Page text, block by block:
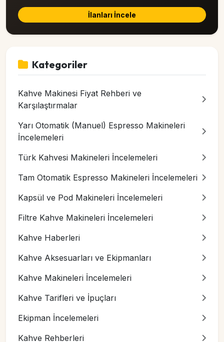
İlanları İncele
Kategoriler
Kahve Makinesi Fiyat Rehberi ve
Karşılaştırmalar
Yarı Otomatik (Manuel) Espresso Makineleri
İncelemeleri
Türk Kahvesi Makineleri İncelemeleri
Tam Otomatik Espresso Makineleri İncelemeleri
Kapsül ve Pod Makineleri İncelemeleri
Filtre Kahve Makineleri İncelemeleri
Kahve Haberleri
Kahve Aksesuarları ve Ekipmanları
Kahve Makineleri İncelemeleri
Kahve Tarifleri ve İpuçları
Ekipman İncelemeleri
Kahve Rehberleri